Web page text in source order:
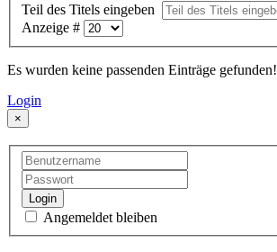
Teil des Titels eingeben
Anzeige #
Es wurden keine passenden Einträge gefunden!
Login
×
Login
Angemeldet bleiben